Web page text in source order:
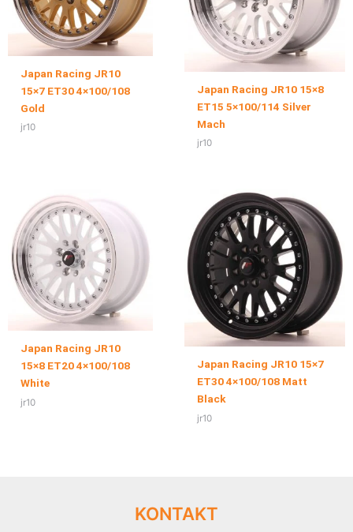
Japan Racing JR10
15×7 ET30 4×100/108
Gold
jr10
Japan Racing JR10 15×8
ET15 5×100/114 Silver
Mach
jr10
Japan Racing JR10
15×8 ET20 4×100/108
White
jr10
Japan Racing JR10 15×7
ET30 4×100/108 Matt
Black
jr10
KONTAKT